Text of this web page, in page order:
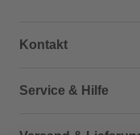
Kontakt
Dein Kontakt zu uns
Service & Hilfe